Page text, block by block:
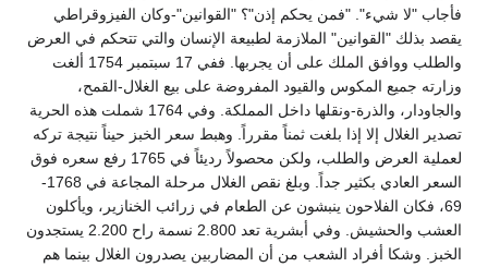
فأجاب "لا شيء". "فمن يحكم إذن"؟ "القوانين"-وكان الفيزوقراطي
يقصد بذلك "القوانين" الملازمة لطبيعة الإنسان والتي تتحكم في العرض
والطلب ووافق الملك على أن يجربها. ففي 17 سبتمبر 1754 ألغت
وزارته جميع المكوس والقيود المفروضة على بيع الغلال-القمح،
والجاودار، والذرة-ونقلها داخل المملكة. وفي 1764 شملت هذه الحرية
تصدير الغلال إلا إذا بلغت ثمناً مقرراً. وهبط سعر الخبز حيناً نتيجة تركه
لعملية العرض والطلب، ولكن محصولاً رديئاً في 1765 رفع سعره فوق
السعر العادي بكثير جداً. وبلغ نقص الغلال مرحلة المجاعة في 1768-
69، فكان الفلاحون ينبشون عن الطعام في زرائب الخنازير، ويأكلون
العشب والحشيش. وفي أبشرية تعد 2.800 نسمة راح 2.200 يستجدون
الخبز. وشكا أفراد الشعب من أن المضاربين يصدرون الغلال بينما هم